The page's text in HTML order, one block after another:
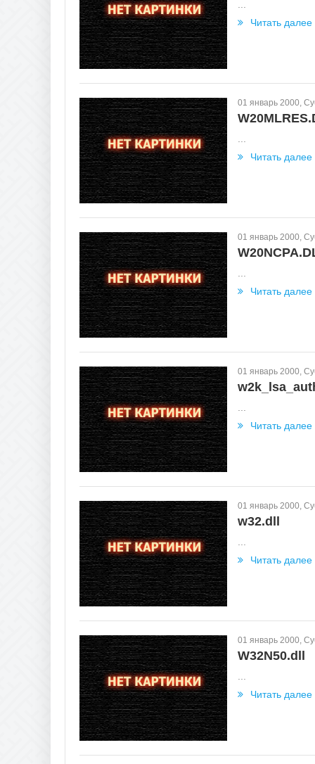
Читать далее
01 январь 2000,
Читать далее
01 январь 2000,
Читать далее
01 январь 2000,
Читать далее
01 январь 2000,
w32.dll
Читать далее
01 январь 2000,
W32N50.dll
Читать далее